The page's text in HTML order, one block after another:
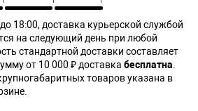
18:00, доставка курьерской службой
на следующий день при любой
стандартной доставки составляет
от 10 000 ₽ доставка бесплатна
товаров указана в